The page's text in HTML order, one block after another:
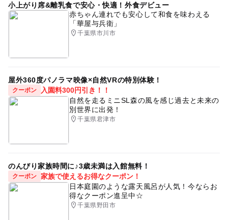
小上がり席&離乳食で安心・快適！外食デビュー
赤ちゃん連れでも安心して和食を味わえる
「華屋与兵衛」
千葉県市川市
屋外360度パノラマ映像×自然VRの特別体験！
クーポン
入園料300円引き！！
自然を走るミニSL森の風を感じ過去と未来の
別世界に出発！
千葉県君津市
のんびり家族時間に♪3歳未満は入館無料！
クーポン 家族で使えるお得なクーポン！
日本庭園のような露天風呂が人気！今ならお
得なクーポン進呈中☆
千葉県野田市